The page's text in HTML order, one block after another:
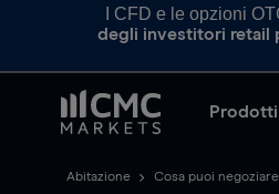
I CFD e le opzioni
degli investitori retail
Prodotti
Abitazione Cosa puoi negoziare